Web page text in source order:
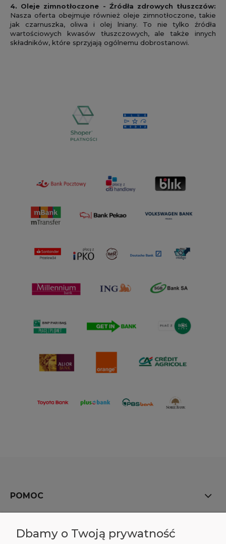
4. Oleje zimnotłoczone - Źródła zdrowych tłuszczów:
Nasza oferta obejmuje również oleje zimnotłoczone, takie
jak czarnuszka, oliwa i olej lniany. To nie tylko źródła
wartościowych kwasów tłuszczowych, ale także innych
składników, które sprzyjają ogólnemu dobrostanowi.
POMOC
Dbamy o Twoją prywatność